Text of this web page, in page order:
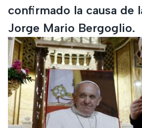
confirmado la causa de
Jorge Mario Bergoglio.